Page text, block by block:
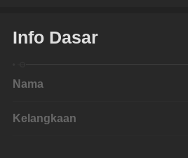
Info Dasar
Nama
Kelangkaan